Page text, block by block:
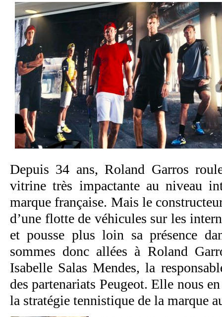
Depuis 34 ans, Roland Garros
vitrine très impactante au niveau
marque française. Mais le
d’une flotte de véhicules sur les
et pousse plus loin sa présence
sommes donc allées à Roland
Isabelle Salas Mendes, la
des partenariats Peugeot. Elle nous
la stratégie tennistique de la marque